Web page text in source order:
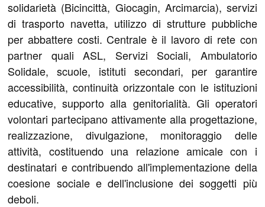
solidarietà (Bicincittà, Giocagin, Arcimarcia), servizi
di trasporto navetta, utilizzo di strutture pubbliche
per abbattere costi. Centrale è il lavoro di rete con
partner quali ASL, Servizi Sociali, Ambulatorio
Solidale, scuole, istituti secondari, per garantire
accessibilità, continuità orizzontale con le istituzioni
educative, supporto alla genitorialità. Gli operatori
volontari partecipano attivamente alla progettazione,
realizzazione, divulgazione, monitoraggio delle
attività, costituendo una relazione amicale con i
destinatari e contribuendo all'implementazione della
coesione sociale e dell'inclusione dei soggetti più
deboli.